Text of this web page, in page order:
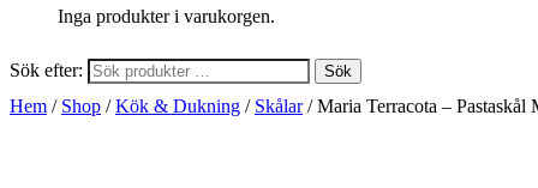
Inga produkter i varukorgen.
Sök efter: Sök
Hem / Shop /Kök & Dukning / Skålar/ Maria Terracota – Pastaskål